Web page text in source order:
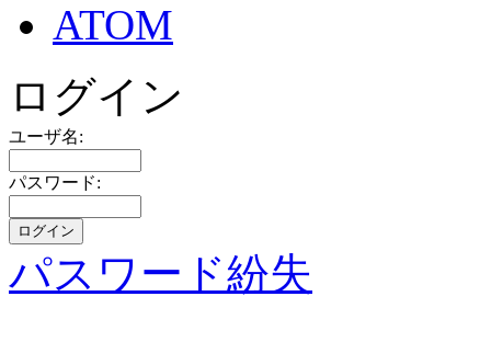
ATOM
ログイン
ユーザ名:
パスワード:
パスワード紛失